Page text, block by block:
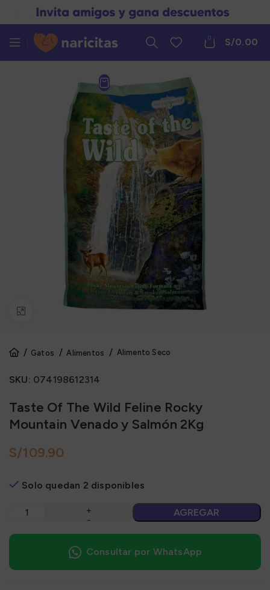
0 S/0.00
Click to enlarge
Gatos Alimentos Alimento Seco
SKU: 074198612314
Taste Of The Wild Feline Rocky
Mountain Venado y Salmón 2Kg
S/
Solo quedan 2 disponibles
AGREGAR
Consultar por WhatsApp